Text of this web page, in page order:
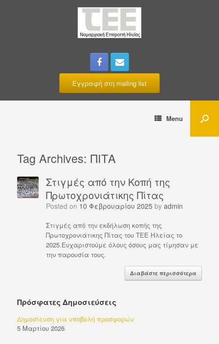
Εγγραφή στη mailing list
Menu
Tag Archives: ΠΙΤΑ
Στιγμές από την Κοπή της
Πρωτοχρονιάτικης Πίτας
Posted on 10 Φεβρουαρίου 2025 by admin
Στιγμές από την εκδήλωση κοπής της
Πρωτοχρονιάτικης Πίτας του ΤΕΕ Ηλείας το
2025.Ευχαριστούμε όλους όσους μας τίμησαν με
την παρουσία τους.
Διαβάστε περισσότερα
Πρόσφατες Δημοσιεύσεις
Δημοσίευση για υποβολή προσφορών
5 Μαρτίου 2026